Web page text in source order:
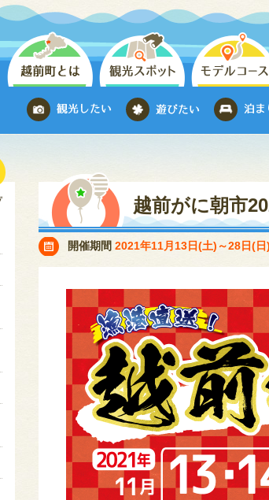
越前がに朝市
開催期間 2021年11月13日(土)～28日(